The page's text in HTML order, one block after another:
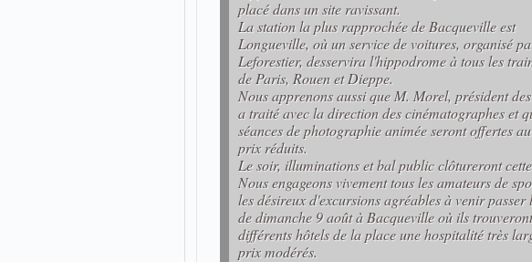
placé dans un site ravissant.
La station la plus rapprochée de Bacqueville est
Longueville, où un service de voitures, organisé
Leforestier, desservira l'hippodrome à tous les
de Paris, Rouen et Dieppe.
Nous apprenons aussi que M. Morel, président
a traité avec la direction des cinématographes et
séances de photographie animée seront offertes
prix réduits.
Le soir, illuminations et bal public clôtureront
Nous engageons vivement tous les amateurs de
les désireux d'excursions agréables à venir passer
de dimanche 9 août à Bacqueville où ils
différents hôtels de la place une hospitalité très
prix modérés.